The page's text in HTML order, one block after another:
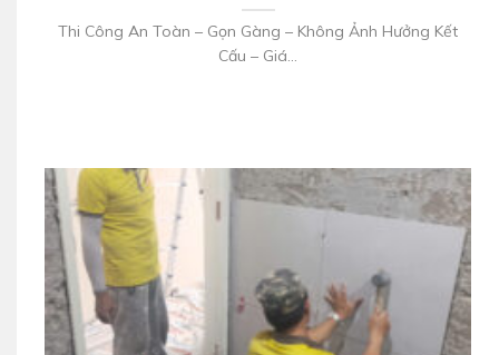
Thi Công An Toàn – Gọn Gàng – Không Ảnh Hưởng Kết
Cấu – Giá...